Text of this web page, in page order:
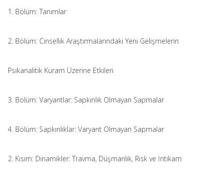
1. Bölüm: Tanımlar
2. Bölüm: Cinsellik Araştırmalarındaki Yeni Gelişmelerin
Psikanalitik Kuram Üzerine Etkileri
3. Bölüm: Varyantlar: Sapkınlık Olmayan Sapmalar
4. Bölüm: Sapkınlıklar: Varyant Olmayan Sapmalar
2. Kısım: Dinamikler: Travma, Düşmanlık, Risk ve İntikam